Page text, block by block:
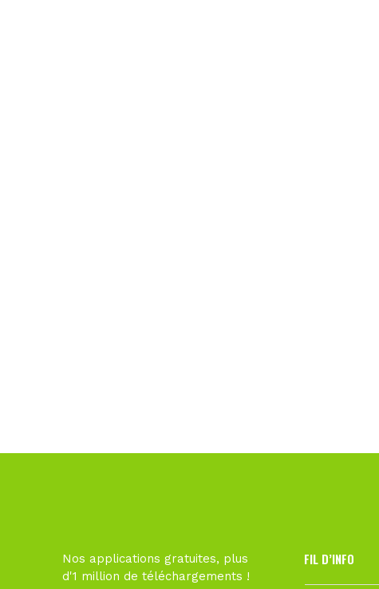
Nos applications gratuites, plus
d'1 million de téléchargements !
FIL D’INFO